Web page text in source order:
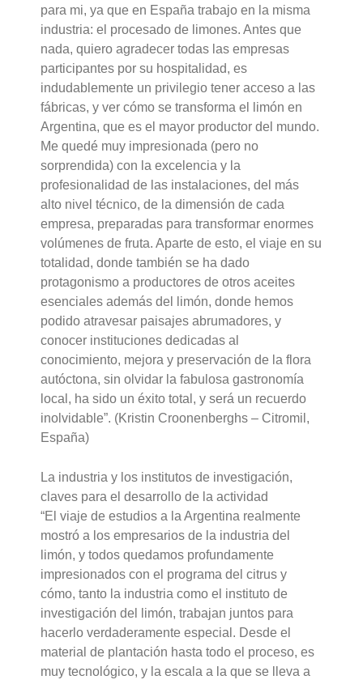
para mi, ya que en España trabajo en la misma
industria: el procesado de limones. Antes que
nada, quiero agradecer todas las empresas
participantes por su hospitalidad, es
indudablemente un privilegio tener acceso a las
fábricas, y ver cómo se transforma el limón en
Argentina, que es el mayor productor del mundo.
Me quedé muy impresionada (pero no
sorprendida) con la excelencia y la
profesionalidad de las instalaciones, del más
alto nivel técnico, de la dimensión de cada
empresa, preparadas para transformar enormes
volúmenes de fruta. Aparte de esto, el viaje en su
totalidad, donde también se ha dado
protagonismo a productores de otros aceites
esenciales además del limón, donde hemos
podido atravesar paisajes abrumadores, y
conocer instituciones dedicadas al
conocimiento, mejora y preservación de la flora
autóctona, sin olvidar la fabulosa gastronomía
local, ha sido un éxito total, y será un recuerdo
inolvidable”. (Kristin Croonenberghs – Citromil,
España)
La industria y los institutos de investigación,
claves para el desarrollo de la actividad
“El viaje de estudios a la Argentina realmente
mostró a los empresarios de la industria del
limón, y todos quedamos profundamente
impresionados con el programa del citrus y
cómo, tanto la industria como el instituto de
investigación del limón, trabajan juntos para
hacerlo verdaderamente especial. Desde el
material de plantación hasta todo el proceso, es
muy tecnológico, y la escala a la que se lleva a